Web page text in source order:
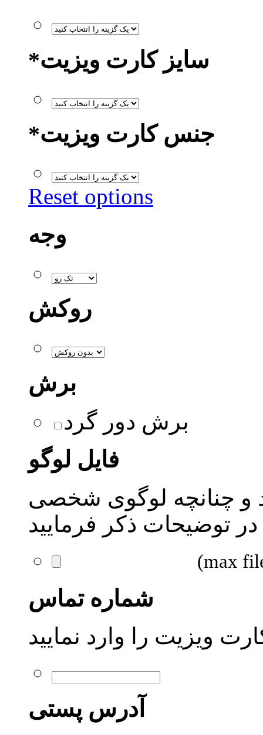
*سایز کارت ویزیت
*جنس کارت ویزیت
Reset options
وجه
روکش
برش
برش دور گرد
فایل لوگو
و چنانچه لوگوی شخصی
در توضیحات ذکر فرمایید
شماره تماس
ویزیت را وارد نمایید
آدرس پستی